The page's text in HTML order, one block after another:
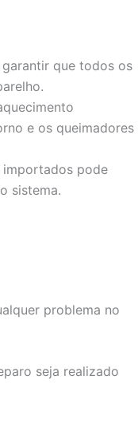
que todos os
e os queimadores
importados pode
sistema.
problema no
seja realizado